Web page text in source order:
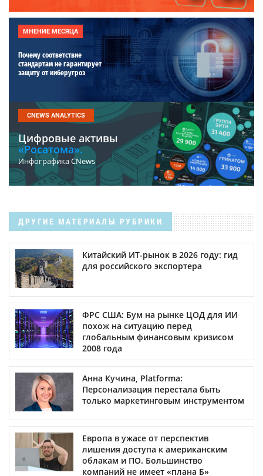
МНЕНИЕ МЕСЯЦА
Почему соответствие
стандартам не гарантирует
защиту от киберугроз
CNEWS ANALYTICS
Цифровые активы
«Росатома».
Инфографика CNews
ДРУГИЕ МАТЕРИАЛЫ РУБРИКИ
Китайский ИТ-рынок в 2026 году: гид
для российского экспортера
ФРС США: Бум на рынке ЦОД для ИИ
похож на ситуацию перед
глобальным финансовым кризисом
2008 года
Анна Кучина, Platforma:
Персонализация перестала быть
только маркетинговым инструментом
Европа в ужасе от перспектив
лишения доступа к американским
облакам и ПО. Большинство
компаний не имеет «плана Б»